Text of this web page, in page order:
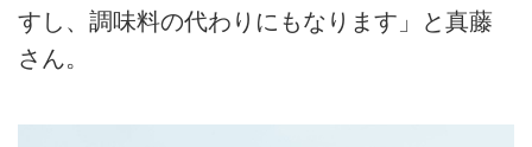
すし、調味料の代わりにもなります」と真藤
さん。